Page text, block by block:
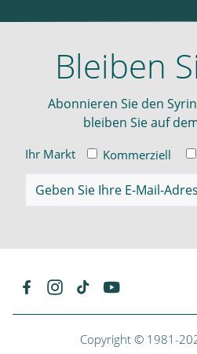
Bleiben
Abonnieren Sie den
bleiben Sie auf
Ihr Markt Kommerziell
Copyright © 1981-